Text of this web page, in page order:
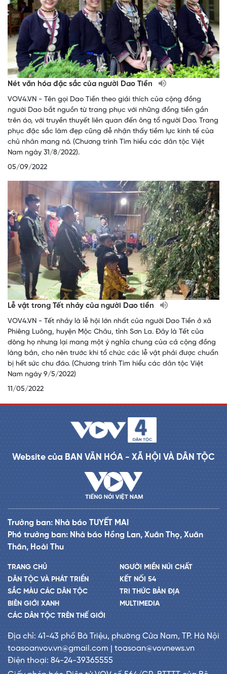
Nét văn hóa đặc sắc của người Dao Tiền
VOV4.VN - Tên gọi Dao Tiền theo giải thích của cộng đồng
người Dao bắt nguồn từ trang phục với những đồng tiền gắn
trên áo, với truyền thuyết liên quan đến ông tổ người Dao. Trang
phục đặc sắc làm đẹp cũng dễ nhận thấy tiềm lực kinh tế của
chủ nhân mang nó. (Chương trình Tìm hiểu các dân tộc Việt
Nam ngày 31/8/2022).
05/09/2022
Lễ vật trong Tết nhảy của người Dao tiền
VOV4.VN - Tết nhảy là lễ hội lớn nhất của người Dao Tiền ở xã
Phiêng Luông, huyện Mộc Châu, tỉnh Sơn La. Đây là Tết của
dòng họ nhưng lại mang một ý nghĩa chung của cả cộng đồng
làng bản, cho nên trước khi tổ chức các lễ vật phải được chuẩn
bị hết sức chu đáo. (Chương trình Tìm hiểu các dân tộc Việt
Nam ngày 9/5/2022)
11/05/2022
Website của BAN VĂN HÓA - XÃ HỘI VÀ DÂN TỘC
Trưởng ban: Nhà báo TUYẾT MAI
Phó trưởng ban: Nhà báo Hồng Lan, Xuân Thọ, Xuân
Thân, Hoài Thu
TRANG CHỦ
DÂN TỘC VÀ PHÁT TRIỂN
SẮC MÀU CÁC DÂN TỘC
BIÊN GIỚI XANH
CÁC DÂN TỘC TRÊN THẾ GIỚI
NGƯỜI MIỀN NÚI CHẤT
KẾT NỐI 54
TRI THỨC BẢN ĐỊA
MULTIMEDIA
Địa chỉ: 41-43 phố Bà Triệu, phường Cửa Nam, TP. Hà Nội
toasoanvov.vn@gmail.com | toasoan@vovnews.vn
Điện thoại: 84-24-39365555